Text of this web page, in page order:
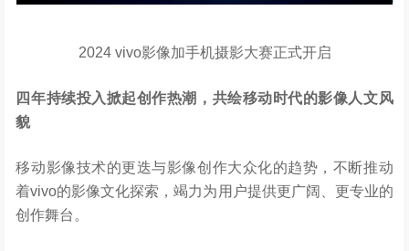
2024 vivo影像加手机摄影大赛正式开启
四年持续投入掀起创作热潮，共绘移动时代的影像人文风
貌
移动影像技术的更迭与影像创作大众化的趋势，不断推动
着vivo的影像文化探索，竭力为用户提供更广阔、更专业的
创作舞台。